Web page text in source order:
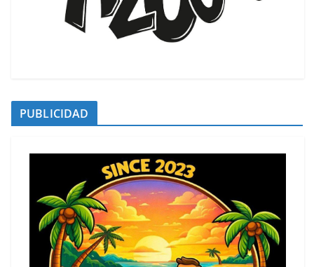
PUBLICIDAD